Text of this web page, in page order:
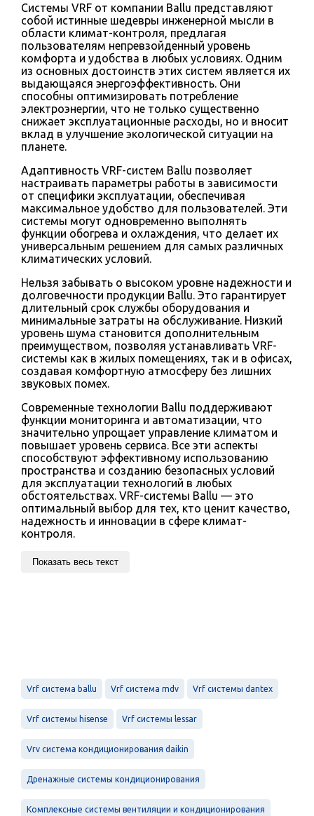
Системы VRF от компании Ballu представляют
собой истинные шедевры инженерной мысли в
области климат-контроля, предлагая
пользователям непревзойденный уровень
комфорта и удобства в любых условиях. Одним
из основных достоинств этих систем является их
выдающаяся энергоэффективность. Они
способны оптимизировать потребление
электроэнергии, что не только существенно
снижает эксплуатационные расходы, но и вносит
вклад в улучшение экологической ситуации на
планете.
Адаптивность VRF-систем Ballu позволяет
настраивать параметры работы в зависимости
от специфики эксплуатации, обеспечивая
максимальное удобство для пользователей. Эти
системы могут одновременно выполнять
функции обогрева и охлаждения, что делает их
универсальным решением для самых различных
климатических условий.
Нельзя забывать о высоком уровне надежности и
долговечности продукции Ballu. Это гарантирует
длительный срок службы оборудования и
минимальные затраты на обслуживание. Низкий
уровень шума становится дополнительным
преимуществом, позволяя устанавливать VRF-
системы как в жилых помещениях, так и в офисах,
создавая комфортную атмосферу без лишних
звуковых помех.
Современные технологии Ballu поддерживают
функции мониторинга и автоматизации, что
значительно упрощает управление климатом и
повышает уровень сервиса. Все эти аспекты
способствуют эффективному использованию
пространства и созданию безопасных условий
для эксплуатации технологий в любых
обстоятельствах. VRF-системы Ballu — это
оптимальный выбор для тех, кто ценит качество,
надежность и инновации в сфере климат-
контроля.
Показать весь текст
Vrf система ballu Vrf система mdv Vrf системы dantex
Vrf системы hisense Vrf системы lessar
Vrv система кондиционирования daikin
Дренажные системы кондиционирования
Комплексные системы вентиляции и кондиционирования